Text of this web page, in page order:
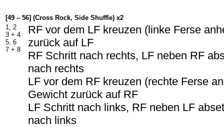
[49 – 56] (Cross Rock, Side Shuffle) x2
1, 2
3 + 4
5, 6
7 + 8
RF vor dem LF kreuzen (linke Ferse
zurück auf LF
RF Schritt nach rechts, LF neben RF
nach rechts
LF vor dem RF kreuzen (rechte Ferse
Gewicht zurück auf RF
LF Schritt nach links, RF neben LF
nach links